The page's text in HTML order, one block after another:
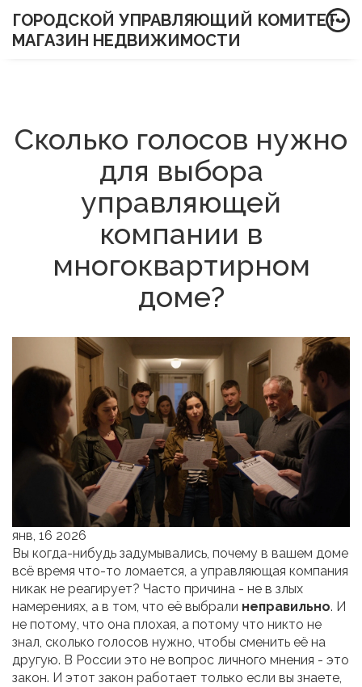
ГОРОДСКОЙ УПРАВЛЯЮЩИЙ КОМИТЕТ-
МАГАЗИН НЕДВИЖИМОСТИ
Сколько голосов нужно
для выбора
управляющей
компании в
многоквартирном
доме?
янв, 16 2026
Вы когда-нибудь задумывались, почему в вашем доме
всё время что-то ломается, а управляющая компания
никак не реагирует? Часто причина - не в злых
намерениях, а в том, что её выбрали неправильно. И
не потому, что она плохая, а потому что никто не
знал, сколько голосов нужно, чтобы сменить её на
другую. В России это не вопрос личного мнения - это
закон. И этот закон работает только если вы знаете,